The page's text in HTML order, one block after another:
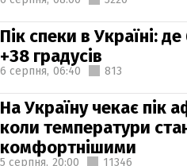
Пік спеки в Україні:
+38 градусів
6 серпня, 06:40 813
На Україну чекає пік
коли температури
комфортнішими
5 серпня, 20:00 11346